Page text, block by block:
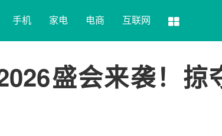
手机 家电 电商 互联网
盛会来袭！掠